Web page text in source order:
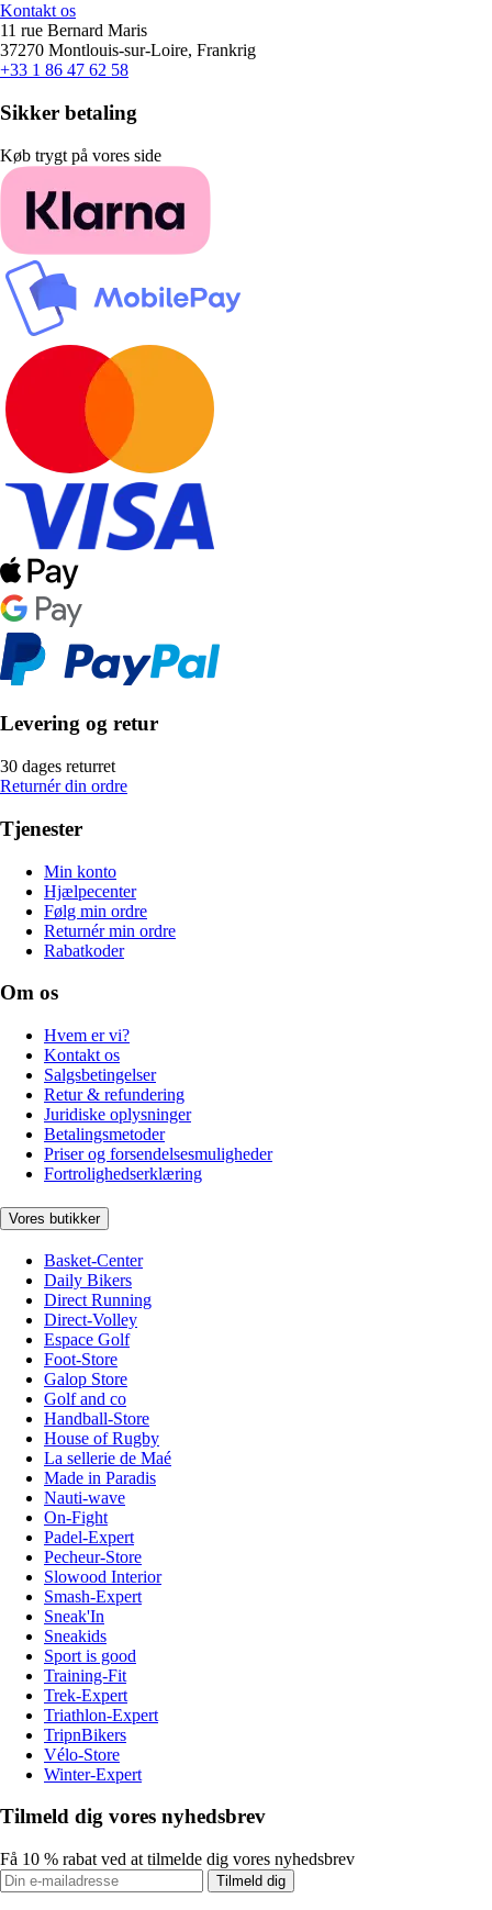
Kontakt os
11 rue Bernard Maris
37270 Montlouis-sur-Loire, Frankrig
+33 1 86 47 62 58
Sikker betaling
Køb trygt på vores side
Levering og retur
30 dages returret
Returnér din ordre
Tjenester
Min konto
Hjælpecenter
Følg min ordre
Returnér min ordre
Rabatkoder
Om os
Hvem er vi?
Kontakt os
Salgsbetingelser
Retur & refundering
Juridiske oplysninger
Betalingsmetoder
Priser og forsendelsesmuligheder
Fortrolighedserklæring
Vores butikker
Basket-Center
Daily Bikers
Direct Running
Direct-Volley
Espace Golf
Foot-Store
Galop Store
Golf and co
Handball-Store
House of Rugby
La sellerie de Maé
Made in Paradis
Nauti-wave
On-Fight
Padel-Expert
Pecheur-Store
Slowood Interior
Smash-Expert
Sneak'In
Sneakids
Sport is good
Training-Fit
Trek-Expert
Triathlon-Expert
TripnBikers
Vélo-Store
Winter-Expert
Tilmeld dig vores nyhedsbrev
Få 10 % rabat ved at tilmelde dig vores nyhedsbrev
Tilmeld dig